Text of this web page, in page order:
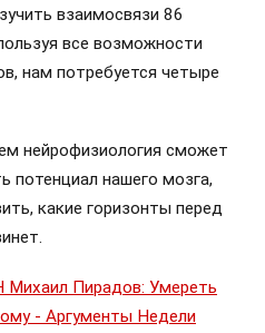
взаимосвязи 86
все возможности
нам потребуется четыре
нейрофизиология сможет
потенциал нашего мозга,
какие горизонты перед
Пирадов: Умереть
- Аргументы Недели